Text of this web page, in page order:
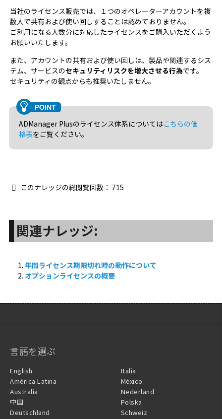
当社のライセンス販売では、１つのオペレーターアカウントを複
数人で共有および使い回しすることは認めておりません。
ご利用になる人数分に対応したライセンスをご購入いただくよう
お願いいたします。
また、アカウントの共有および使い回しは、製品や関連するシス
テム、サービスのセキュリティリスクを増大させる行為です。
セキュリティの観点からも推奨いたしません。
ADManager Plusのライセンス体系についてはこちらの価
格表をご覧ください。
このナレッジの総閲覧回数： 715
関連ナレッジ:
年間ライセンス期限切れ時の動作について
オプションライセンスの概要
言語を選ぶ
English
América Latina
Australia
中国
Deutschland
Italia
México
Nederland
Polska
Schweiz